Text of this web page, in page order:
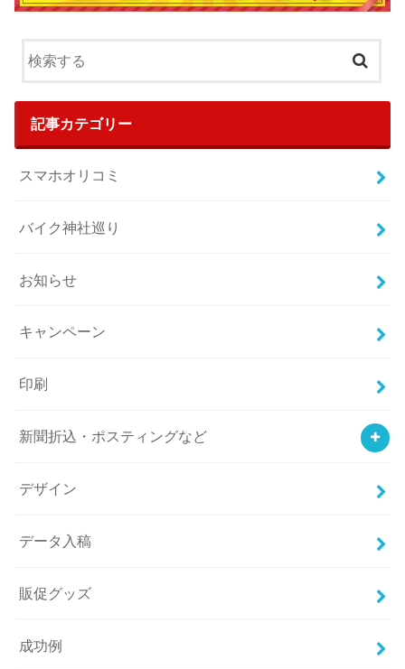
記事カテゴリー
スマホオリコミ
バイク神社巡り
お知らせ
キャンペーン
印刷
新聞折込・ポスティングなど
デザイン
データ入稿
販促グッズ
成功例